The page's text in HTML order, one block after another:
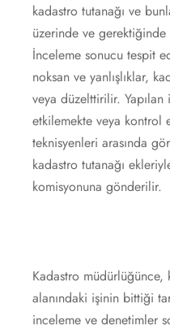
kadastro tutanağı ve
üzerinde ve gerektiğinde
İnceleme sonucu tespit
noksan ve yanlışlıklar,
veya düzelttirilir. Yapılan
etkilemekte veya kontrol
teknisyenleri arasında
kadastro tutanağı
komisyonuna gönderilir.
Kadastro müdürlüğünce,
alanındaki işinin bittiği
inceleme ve denetimler